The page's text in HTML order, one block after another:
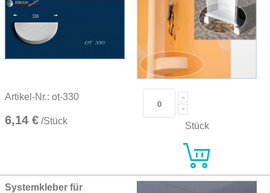
Artikel-Nr.: ot-330
6,14 € /Stück Stück
Systemkleber für